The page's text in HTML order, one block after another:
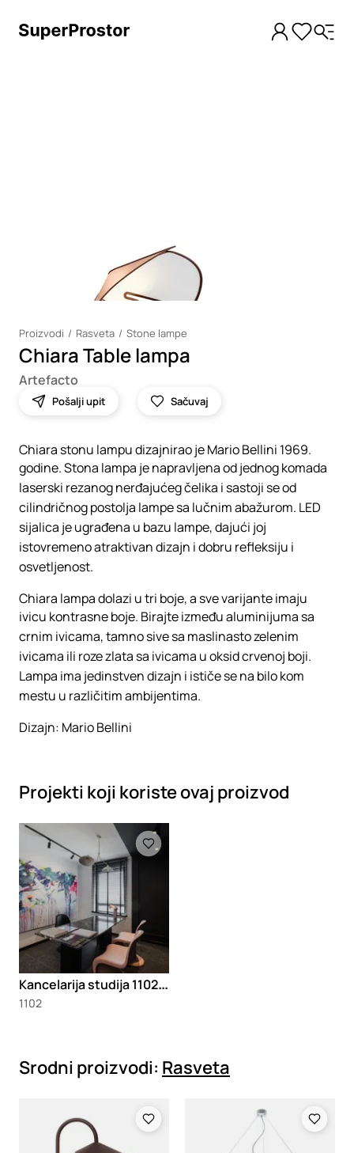
Proizvodi Rasveta Stone lampe
Chiara Table lampa
Artefacto
Pošalji upit Sačuvaj
Chiara stonu lampu dizajnirao je Mario Bellini 1969.
godine. Stona lampa je napravljena od jednog komada
laserski rezanog nerđajućeg čelika i sastoji se od
cilindričnog postolja lampe sa lučnim abažurom. LED
sijalica je ugrađena u bazu lampe, dajući joj
istovremeno atraktivan dizajn i dobru refleksiju i
osvetljenost.
Chiara lampa dolazi u tri boje, a sve varijante imaju
ivicu kontrasne boje. Birajte između aluminijuma sa
crnim ivicama, tamno sive sa maslinasto zelenim
ivicama ili roze zlata sa ivicama u oksid crvenoj boji.
Lampa ima jedinstven dizajn i ističe se na bilo kom
mestu u različitim ambijentima.
Dizajn: Mario Bellini
Projekti koji koriste ovaj proizvod
Loading
K
ancelarija studija 1102 Design Space
1102
Srodni proizvodi: Rasveta